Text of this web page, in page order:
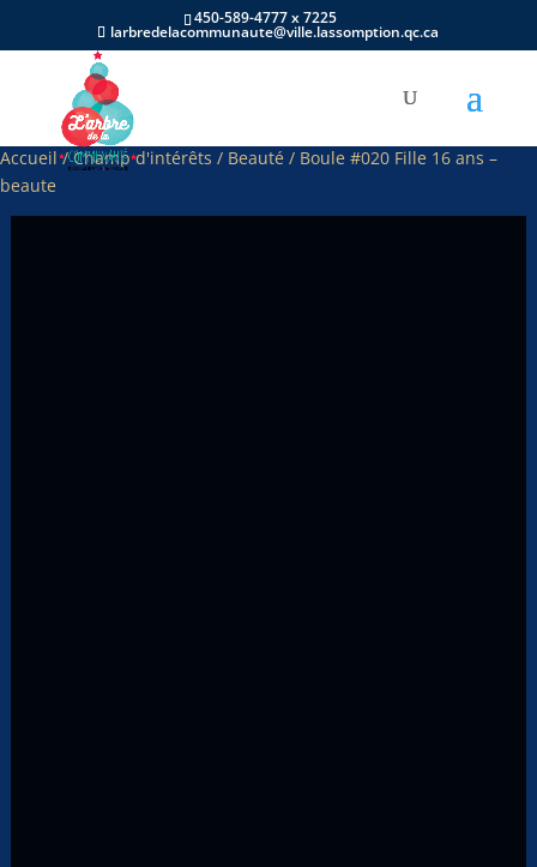
450-589-4777 x 7225
larbredelacommunaute@ville.lassomption.qc.ca
Accueil/Champ d'intérêts / Beauté / Boule #020 Fille 16 ans –
beaute